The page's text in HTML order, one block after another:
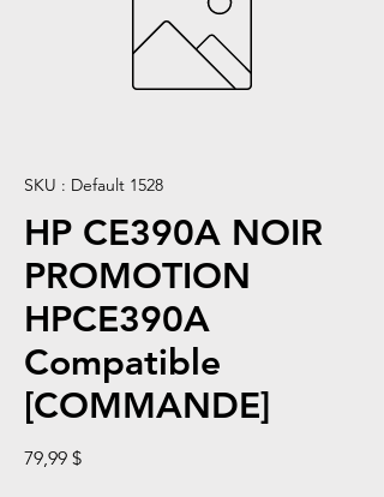
SKU : Default 1528
HP CE390A NOIR
PROMOTION
HPCE390A
Compatible
[COMMANDE]
79,99 $Prix